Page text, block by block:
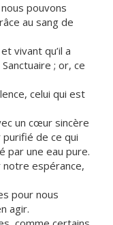
pouvons
au sang de
vivant qu’il a
; or, ce
celui qui est
un cœur sincère
de ce qui
par une eau pure.
notre espérance,
pour nous
agir.